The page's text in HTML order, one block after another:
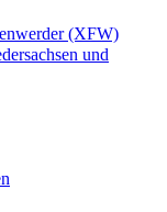
(XFW)
und